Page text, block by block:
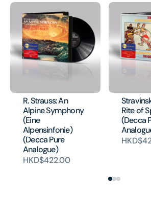
R. Strauss: An
Alpine Symphony
(Eine
Alpensinfonie)
(Decca Pure
Analogue)
HKD$422.00
Rite of
(Decca